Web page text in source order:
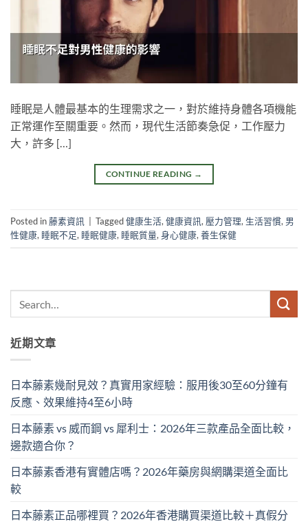
睡眠是人體最基本的生理需求之一，對於維持身體各項機能
正常運作至關重要。然而，現代生活節奏急促，工作壓力
大，許多 […]
CONTINUE READING →
Posted in藤素資訊 Tagged健康生活,健康資訊, 壓力管理,生活習慣, 男
性健康, 睡眠不足, 睡眠健康, 睡眠質量,身心健康,養生保健
近期文章
日本藤素幾耐見效？真實用家經驗：服用後30至60分鐘有
反應、效果維持4至6小時
日本藤素 vs 威而鋼 vs 犀利士：2026年三款產品全面比較，
邊款適合你？
日本藤素香港有實體店嗎？2026年藥房與網購渠道全面比
較
日本藤素正品哪裡買？2026年香港購買渠道比較＋真假分